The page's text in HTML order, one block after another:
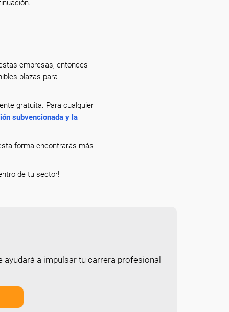
empresas, entonces
plazas para
gratuita. Para cualquier
subvencionada y la
forma encontrarás más
de tu sector!
a impulsar tu carrera profesional